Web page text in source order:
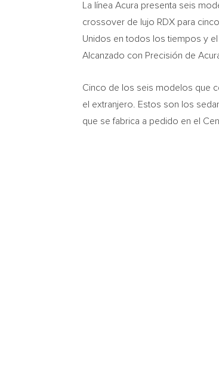
La línea Acura presenta seis
crossover de lujo RDX para
Unidos en todos los tiempos y
Alcanzado con Precisión de
Cinco de los seis modelos que
el extranjero. Estos son los
que se fabrica a pedido en el